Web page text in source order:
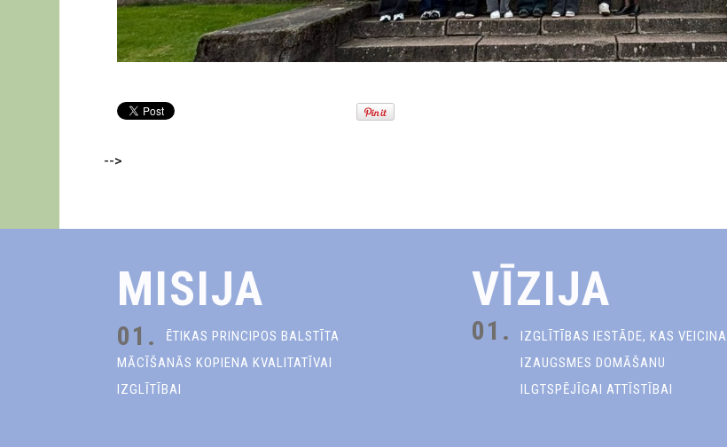
-->
MISIJA
01.
ĒTIKAS PRINCIPOS BALSTĪTA
MĀCĪŠANĀS KOPIENA KVALITATĪVAI
IZGLĪTĪBAI
VĪZIJA
01.
IZGLĪTĪBAS IESTĀDE, KAS VEICINA
IZAUGSMES DOMĀŠANU
ILGTSPĒJĪGAI ATTĪSTĪBAI